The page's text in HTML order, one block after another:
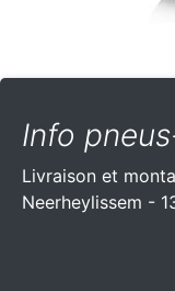
Info
Livraison et
Neerheylissem -